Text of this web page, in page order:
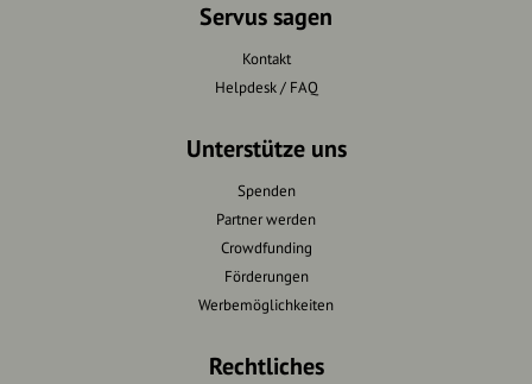
Servus sagen
Kontakt
Helpdesk / FAQ
Unterstütze uns
Spenden
Partner werden
Crowdfunding
Förderungen
Werbemöglichkeiten
Rechtliches